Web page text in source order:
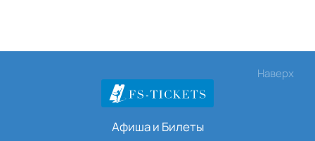
Наверх
Афиша и Билеты